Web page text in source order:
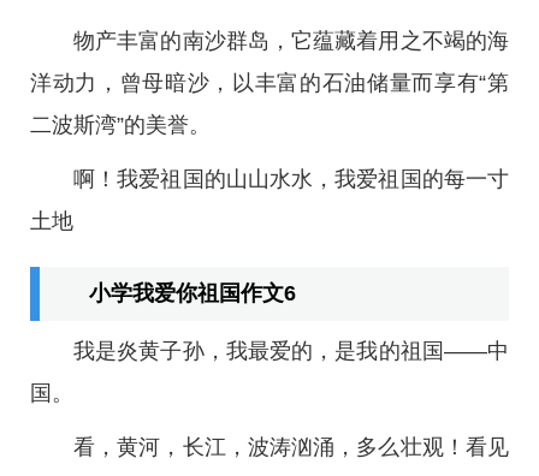
物产丰富的南沙群岛，它蕴藏着用之不竭的海
洋动力，曾母暗沙，以丰富的石油储量而享有“第
二波斯湾”的美誉。
啊！我爱祖国的山山水水，我爱祖国的每一寸
土地
小学我爱你祖国作文6
我是炎黄子孙，我最爱的，是我的祖国——中
国。
看，黄河，长江，波涛汹涌，多么壮观！看见